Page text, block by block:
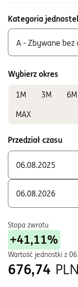
Kategoria
A - Zbywane bez
K - Zbywane w
Do sprawdzania wyników
A2 - Dla klienta
Wybierz okres
1M 3M 6M
MAX
Przedział czasu
Stopa zwrotu
+41,11%
Wartość jednostki z
676,74 PLN